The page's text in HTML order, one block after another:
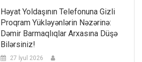
Həyat Yoldaşının Telefonuna Gizli
Proqram Yükləyənlərin Nəzərinə:
Dəmir Barmaqlıqlar Arxasına Düşə
Bilərsiniz!
27 İyul 2026